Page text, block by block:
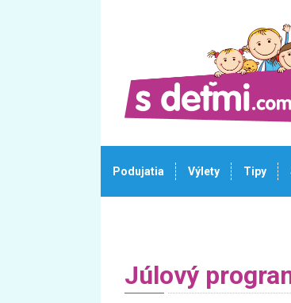
Podujatia Výlety Tipy
Júlový